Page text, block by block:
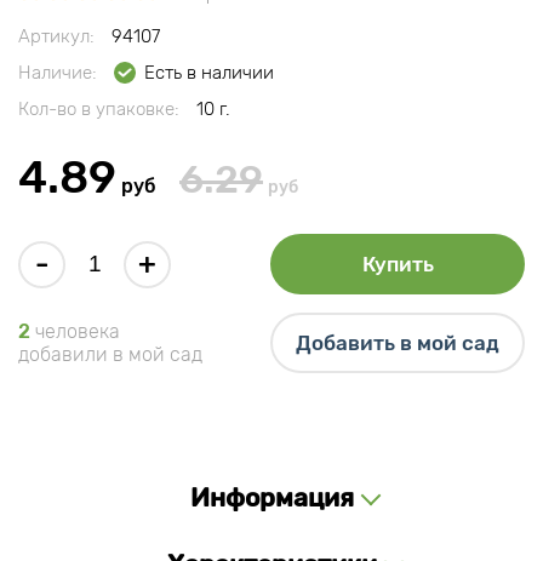
Артикул:
94107
Наличие:
Есть в наличии
Кол-во в упаковке:
10 г.
4.89 руб 6.29 руб
- + Купить
2 человека
добавили в мой сад
Добавить в мой сад
Информация